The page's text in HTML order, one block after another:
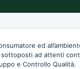
ed
ad attenti
e Controllo Qualità.